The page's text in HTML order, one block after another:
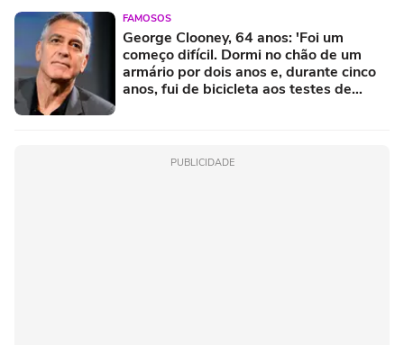
FAMOSOS
George Clooney, 64 anos: 'Foi um
começo difícil. Dormi no chão de um
armário por dois anos e, durante cinco
anos, fui de bicicleta aos testes de
PUBLICIDADE